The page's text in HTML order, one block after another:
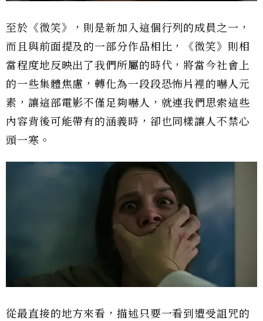
至於《微笑》，則是新加入這個行列的成員之一，
而且與前面提及的一部分作品相比，《微笑》則相
當程度地反映出了我們所屬的時代，將當今社會上
的一些集體焦慮，轉化為一段段恐怖片裡的嚇人元
素，讓這部電影不僅足夠嚇人，就連我們思索這些
內容背後可能帶有的涵義時，卻也同樣讓人不禁心
頭一寒。
從最直接的地方來看，描述只要一看到遭受詛咒的